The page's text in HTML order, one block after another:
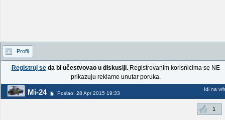
Profil
Registruj seda bi učestvovao u diskusiji.Registrovanim korisnicima se NE
prikazuju reklame unutar poruka.
Mi-24 Poslao: 28 Apr 2015 19:33
Idi na vrh
1